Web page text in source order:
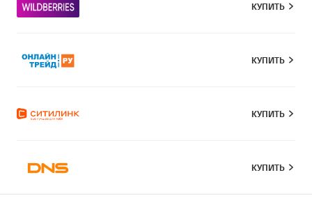
КУПИТЬ
КУПИТЬ
КУПИТЬ
КУПИТЬ